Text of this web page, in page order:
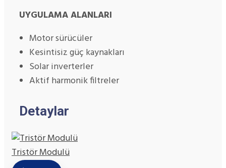
UYGULAMA ALANLARI
Motor sürücüler
Kesintisiz güç kaynakları
Solar inverterler
Aktif harmonik filtreler
Detaylar
Tristör Modulü